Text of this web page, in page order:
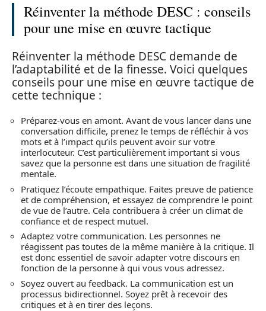
Réinventer la méthode DESC : conseils
pour une mise en œuvre tactique
Réinventer la méthode DESC demande de
l’adaptabilité et de la finesse. Voici quelques
conseils pour une mise en œuvre tactique de
cette technique :
Préparez-vous en amont. Avant de vous lancer dans une
conversation difficile, prenez le temps de réfléchir à vos
mots et à l’impact qu’ils peuvent avoir sur votre
interlocuteur. C’est particulièrement important si vous
savez que la personne est dans une situation de fragilité
mentale.
Pratiquez l’écoute empathique. Faites preuve de patience
et de compréhension, et essayez de comprendre le point
de vue de l’autre. Cela contribuera à créer un climat de
confiance et de respect mutuel.
Adaptez votre communication. Les personnes ne
réagissent pas toutes de la même manière à la critique. Il
est donc essentiel de savoir adapter votre discours en
fonction de la personne à qui vous vous adressez.
Soyez ouvert au feedback. La communication est un
processus bidirectionnel. Soyez prêt à recevoir des
critiques et à en tirer des leçons.